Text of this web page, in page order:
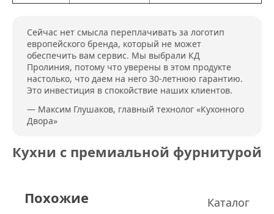
Сейчас нет смысла переплачивать за логотип
европейского бренда, который не может
обеспечить вам сервис. Мы выбрали КД
Пролиния, потому что уверены в этом продукте
настолько, что даем на него 30-летнюю гарантию.
Это инвестиция в спокойствие наших клиентов.
— Максим Глушаков, главный технолог «Кухонного
Двора»
Кухни с премиальной фурнитурой
Похожие Каталог